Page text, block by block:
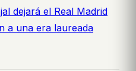
dejará el Real Madrid
a una era laureada